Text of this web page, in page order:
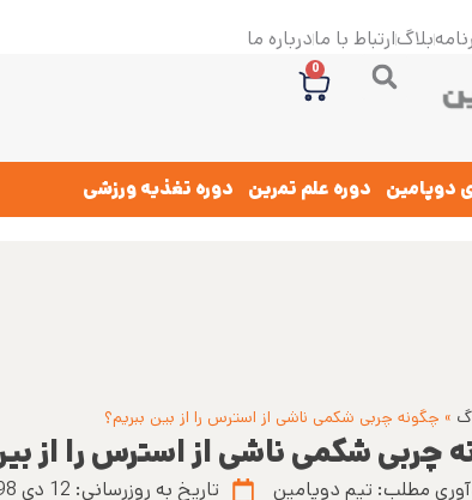
بلاگارتباط با مادرباره ما
0
دوپامین دوره علم تمرین دوره تغذیه ورزشی
» چگونه چربی شکمی ناشی از استرس را از بین ببریم؟
چربی شکمی ناشی از استرس را از
مطلب: تیم دوپامین تاریخ به روزرسانی: 12 دی 1398